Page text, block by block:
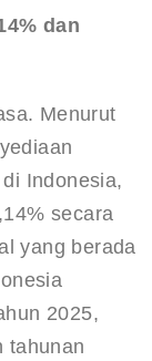
dan
Menurut
Indonesia,
secara
yang berada
2025,
tahunan